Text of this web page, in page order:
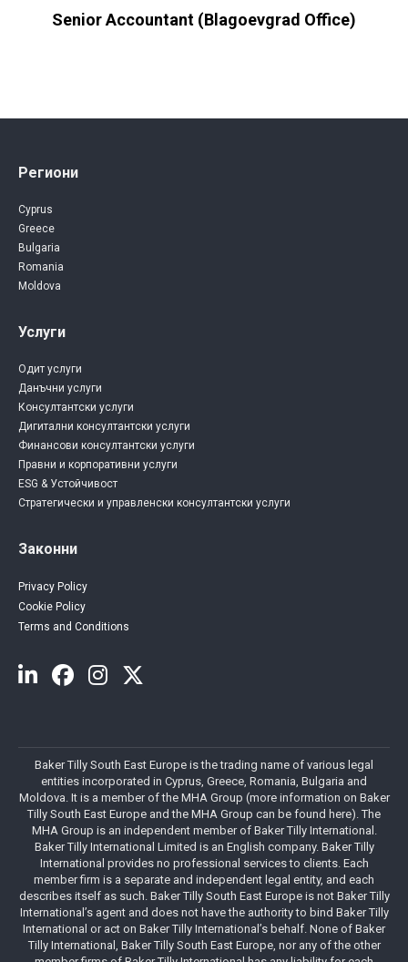
Senior Accountant (Blagoevgrad Office)
Региони
Cyprus
Greece
Bulgaria
Romania
Moldova
Услуги
Одит услуги
Данъчни услуги
Консултантски услуги
Дигитални консултантски услуги
Финансови консултантски услуги
Правни и корпоративни услуги
ESG & Устойчивост
Стратегически и управленски консултантски услуги
Законни
Privacy Policy
Cookie Policy
Terms and Conditions
Baker Tilly South East Europe is the trading name of various legal
entities incorporated in Cyprus, Greece, Romania, Bulgaria and
Moldova. It is a member of the MHA Group (more information on Baker
Tilly South East Europe and the MHA Group can be found here). The
MHA Group is an independent member of Baker Tilly International.
Baker Tilly International Limited is an English company. Baker Tilly
International provides no professional services to clients. Each
member firm is a separate and independent legal entity, and each
describes itself as such. Baker Tilly South East Europe is not Baker Tilly
International’s agent and does not have the authority to bind Baker Tilly
International or act on Baker Tilly International’s behalf. None of Baker
Tilly International, Baker Tilly South East Europe, nor any of the other